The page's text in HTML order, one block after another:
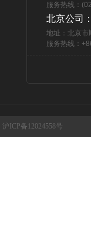
服务热线：
北京公司
地址：北京市
服务热线：
沪ICP备12024558号